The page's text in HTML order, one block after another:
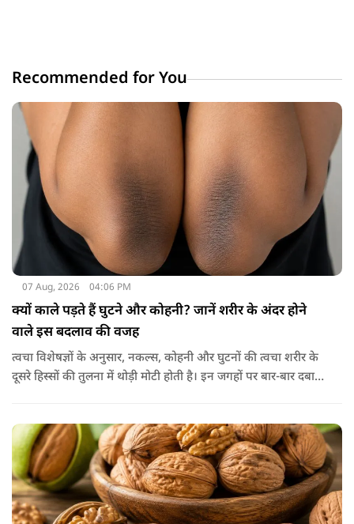
Recommended for You
07 Aug, 2026 04:06 PM
क्यों काले पड़ते हैं घुटने और कोहनी? जानें शरीर के अंदर होने
वाले इस बदलाव की वजह
त्वचा विशेषज्ञों के अनुसार, नकल्स, कोहनी और घुटनों की त्वचा शरीर के
दूसरे हिस्सों की तुलना में थोड़ी मोटी होती है। इन जगहों पर बार-बार दबाव